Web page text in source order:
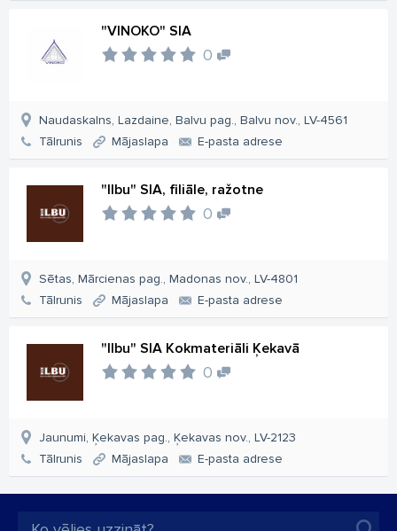
"VINOKO" SIA
0
Naudaskalns, Lazdaine, Balvu pag., Balvu nov., LV-4561
Tālrunis
Mājaslapa E-pasta adrese
"Ilbu" SIA, filiāle, ražotne
0
Sētas, Mārcienas pag., Madonas nov., LV-4801
Tālrunis
Mājaslapa E-pasta adrese
"Ilbu" SIA Kokmateriāli Ķekavā
0
Jaunumi, Ķekavas pag., Ķekavas nov., LV-2123
Tālrunis
Mājaslapa E-pasta adrese